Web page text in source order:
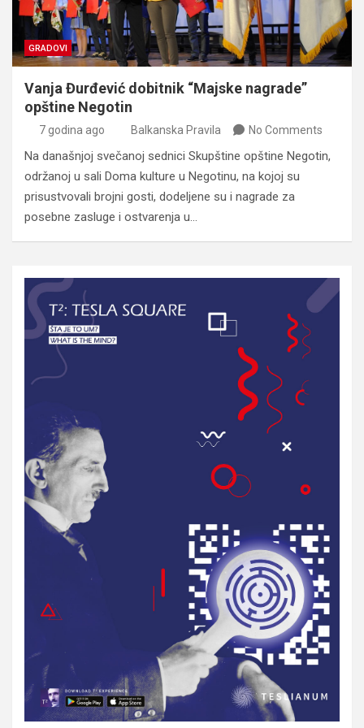
GRADOVI
Vanja Đurđević dobitnik “Majske nagrade”
opštine Negotin
7 godina ago Balkanska Pravila No Comments
Na današnjoj svečanoj sednici Skupštine opštine Negotin,
održanoj u sali Doma kulture u Negotinu, na kojoj su
prisustvovali brojni gosti, dodeljene su i nagrade za
posebne zasluge i ostvarenja u…